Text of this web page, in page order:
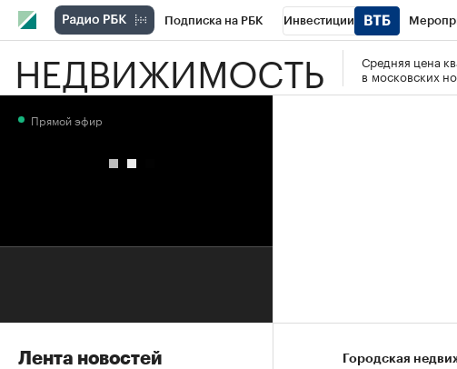
Подписка на РБК Инвестиции
РБК Вино Спорт Школа управления РБК
НЕДВИЖИМОСТЬ
Средняя цена
в московских
Городская
Прямой эфир
Лента новостей